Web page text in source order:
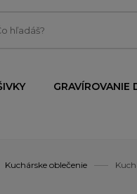
GRAVÍROVANIE
Kuchárske oblečenie